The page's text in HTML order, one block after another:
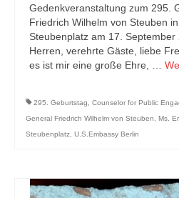
Gedenkveranstaltung zum 295.
Friedrich Wilhelm von Steuben
Steubenplatz am 17.
Herren, verehrte Gäste, liebe
es ist mir eine große Ehre, …
295. Geburtstag Counselor for Public
General Friedrich Wilhelm von Steuben
Ms.
Steubenplatz U.S.Embassy Berlin